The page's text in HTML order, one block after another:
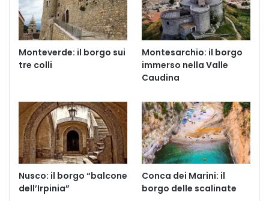
Monteverde: il borgo sui
tre colli
Montesarchio: il borgo
immerso nella Valle
Caudina
Nusco: il borgo “balcone
dell’Irpinia”
Conca dei Marini: il
borgo delle scalinate